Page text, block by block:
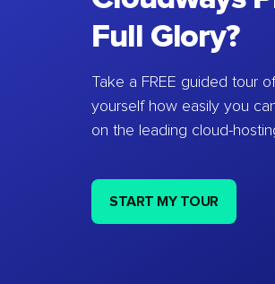
Full Glory?
Take a FREE guided tour
yourself how easily you
on the leading cloud-
START MY TOUR